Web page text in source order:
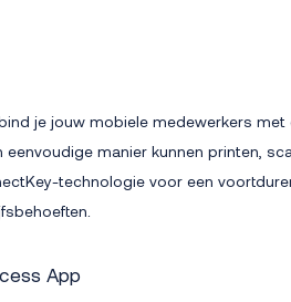
je jouw mobiele medewerkers met
manier kunnen printen,
technologie voor een
App